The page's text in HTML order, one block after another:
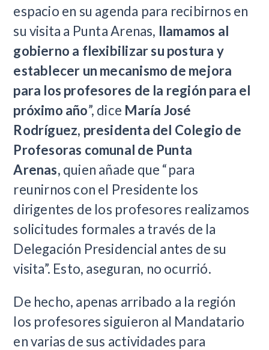
espacio en su agenda para recibirnos en
su visita a Punta Arenas, llamamos al
gobierno a flexibilizar su postura y
establecer un mecanismo de mejora
para los profesores de la región para el
próximo año”, dice María José
Rodríguez, presidenta del Colegio de
Profesoras comunal de Punta
Arenas, quien añade que “para
reunirnos con el Presidente los
dirigentes de los profesores realizamos
solicitudes formales a través de la
Delegación Presidencial antes de su
visita”. Esto, aseguran, no ocurrió.
De hecho, apenas arribado a la región
los profesores siguieron al Mandatario
en varias de sus actividades para